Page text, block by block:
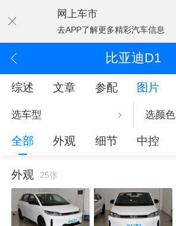
网上车市
去APP了解更多精彩汽车信息
比亚迪D1
综述 文章 参配 图片
选车型 选颜色
全部 外观 细节 中控
外观 25张